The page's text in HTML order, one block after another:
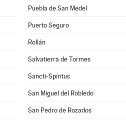
Puebla de San Medel
Puerto Seguro
Rollán
Salvatierra de Tormes
Sancti-Spíritus
San Miguel del Robledo
San Pedro de Rozados